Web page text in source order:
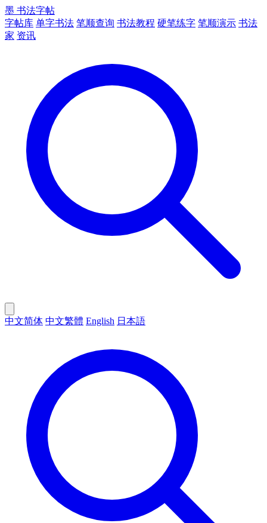
墨 书法字帖
字帖库 单字书法 笔顺查询 书法教程 硬笔练字 笔顺演示 书法
家 资讯
中文简体 中文繁體 English 日本語